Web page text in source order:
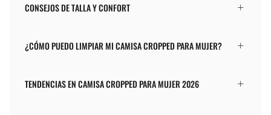
CONSEJOS DE TALLA Y CONFORT
¿CÓMO PUEDO LIMPIAR MI CAMISA CROPPED PARA MUJER?
TENDENCIAS EN CAMISA CROPPED PARA MUJER 2026